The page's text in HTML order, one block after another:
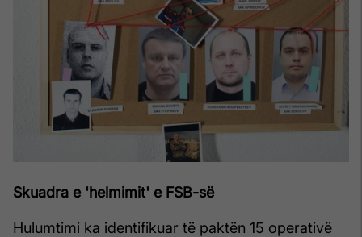
Skuadra e 'helmimit' e FSB-së
Hulumtimi ka identifikuar të paktën 15 operativë